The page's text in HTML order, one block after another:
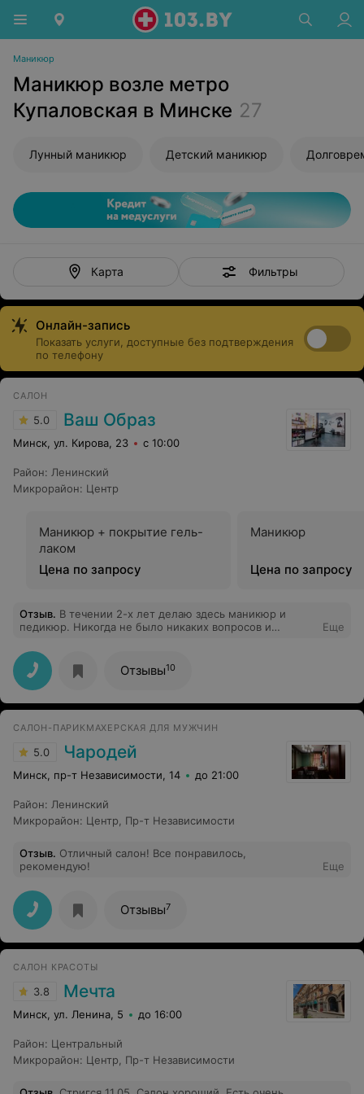
Маникюр
Маникюр возле метро
Купаловская в Минске 27
Лунный маникюр Детский маникюр
Карта Фильтры
Онлайн-запись
Показать услуги, доступные без подтверждения
по телефону
САЛОН
5.0 Ваш Образ
Минск, ул. Кирова, 23 с 10:00
Район: Ленинский
Микрорайон: Центр
Маникюр + покрытие гель-
лаком
Цена по запросу
Маникюр
Цена по запросу
Отзыв. В течении 2-х лет делаю здесь маникюр и
педикюр. Никогда не было никаких вопросов и
Еще
Отзывы10
САЛОН-ПАРИКМАХЕРСКАЯ ДЛЯ МУЖЧИН
5.0 Чародей
Минск, пр-т Независимости, 14 до 21:00
Район: Ленинский
Микрорайон: Центр Пр-т Независимости
Отзыв. Отличный салон! Все понравилось,
рекомендую!
Еще
Отзывы7
САЛОН КРАСОТЫ
3.8 Мечта
Минск, ул. Ленина, 5 до 16:00
Район: Центральный
Микрорайон: Центр Пр-т Независимости